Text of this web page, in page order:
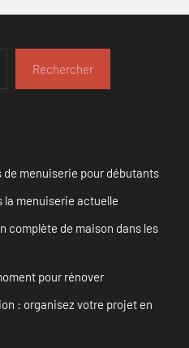
Rechercher
menuiserie pour débutants
la menuiserie actuelle
complète de maison dans les
pour rénover
: organisez votre projet en